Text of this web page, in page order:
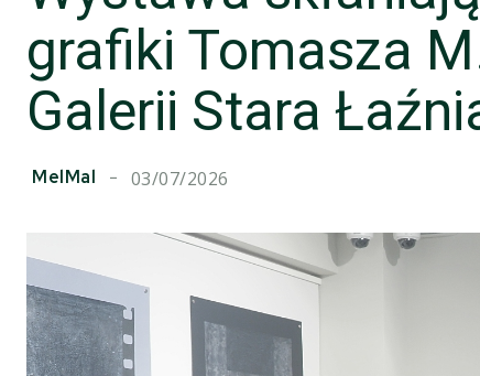
grafiki Tomasza
Galerii Stara
MelMal 03/07/2026